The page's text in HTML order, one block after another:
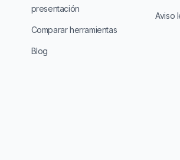
presentación
Comparar herramientas
Blog
Aviso